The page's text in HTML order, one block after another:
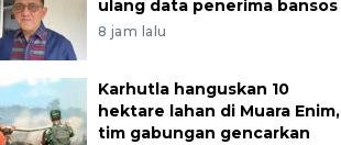
ulang data penerima bansos
8 jam lalu
Karhutla hanguskan 10
hektare lahan di Muara Enim,
tim gabungan gencarkan